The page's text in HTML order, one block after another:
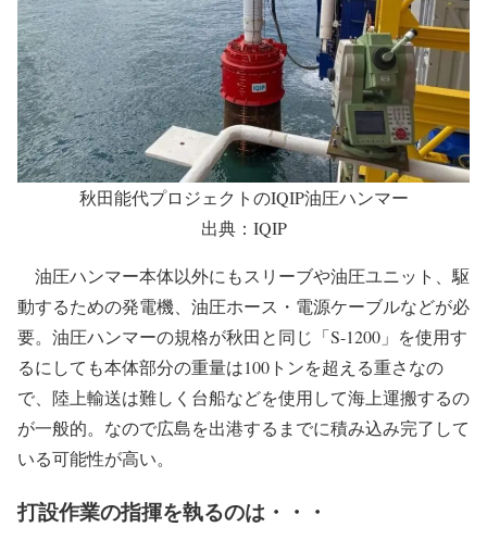
秋田能代プロジェクトのIQIP油圧ハンマー
出典：IQIP
油圧ハンマー本体以外にもスリーブや油圧ユニット、駆
動するための発電機、油圧ホース・電源ケーブルなどが必
要。油圧ハンマーの規格が秋田と同じ「S-1200」を使用す
るにしても本体部分の重量は100トンを超える重さなの
で、陸上輸送は難しく台船などを使用して海上運搬するの
が一般的。なので広島を出港するまでに積み込み完了して
いる可能性が高い。
打設作業の指揮を執るのは・・・